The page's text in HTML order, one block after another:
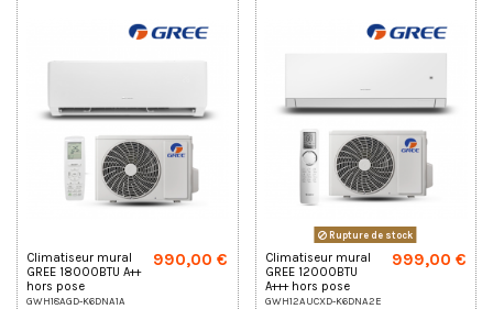
Climatiseur mural
GREE 18000BTU A++
hors pose
GWH18AGD-K6DNA1A
990,00 €
Rupture de stock
Climatiseur mural
GREE 12000BTU
A+++ hors pose
GWH12AUCXD-K6DNA2E
999,00 €